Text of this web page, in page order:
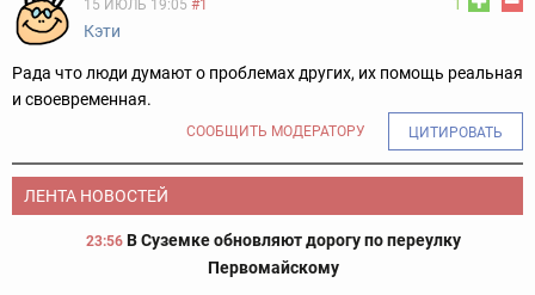
1
15 ИЮЛЬ 19:05 #1
Кэти
Рада что люди думают о проблемах других, их помощь реальная
и своевременная.
СООБЩИТЬ МОДЕРАТОРУ ЦИТИРОВАТЬ
ЛЕНТА НОВОСТЕЙ
23:56 В Суземке обновляют дорогу по переулку
Первомайскому